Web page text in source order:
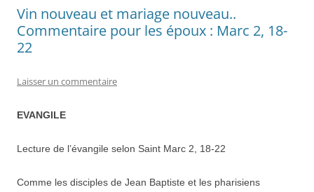
Vin nouveau et mariage nouveau..
Commentaire pour les époux : Marc 2, 18-
22
Laisser un commentaire
EVANGILE
Lecture de l’évangile selon Saint Marc 2, 18-22
Comme les disciples de Jean Baptiste et les pharisiens